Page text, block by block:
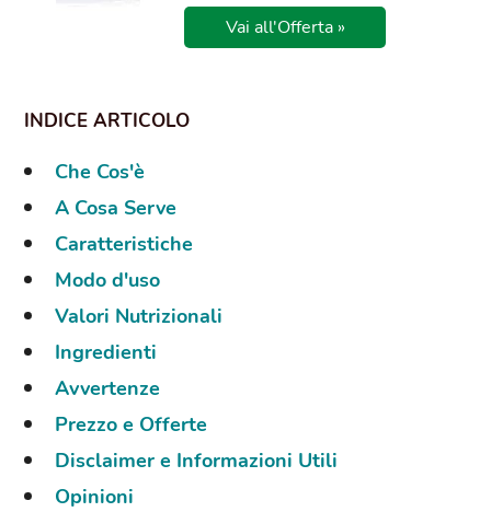
Vai all'Offerta »
Che Cos'è
A Cosa Serve
Caratteristiche
Modo d'uso
Valori Nutrizionali
Ingredienti
Avvertenze
Prezzo e Offerte
Disclaimer e Informazioni Utili
Opinioni